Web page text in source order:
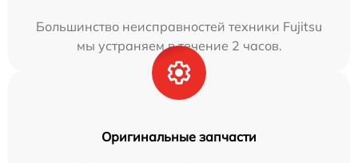
Большинство неисправностей техники Fujitsu
мы устраняем в течение 2 часов.
Оригинальные запчасти